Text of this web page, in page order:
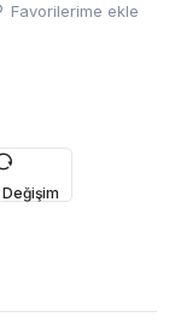
Favorilerime ekle